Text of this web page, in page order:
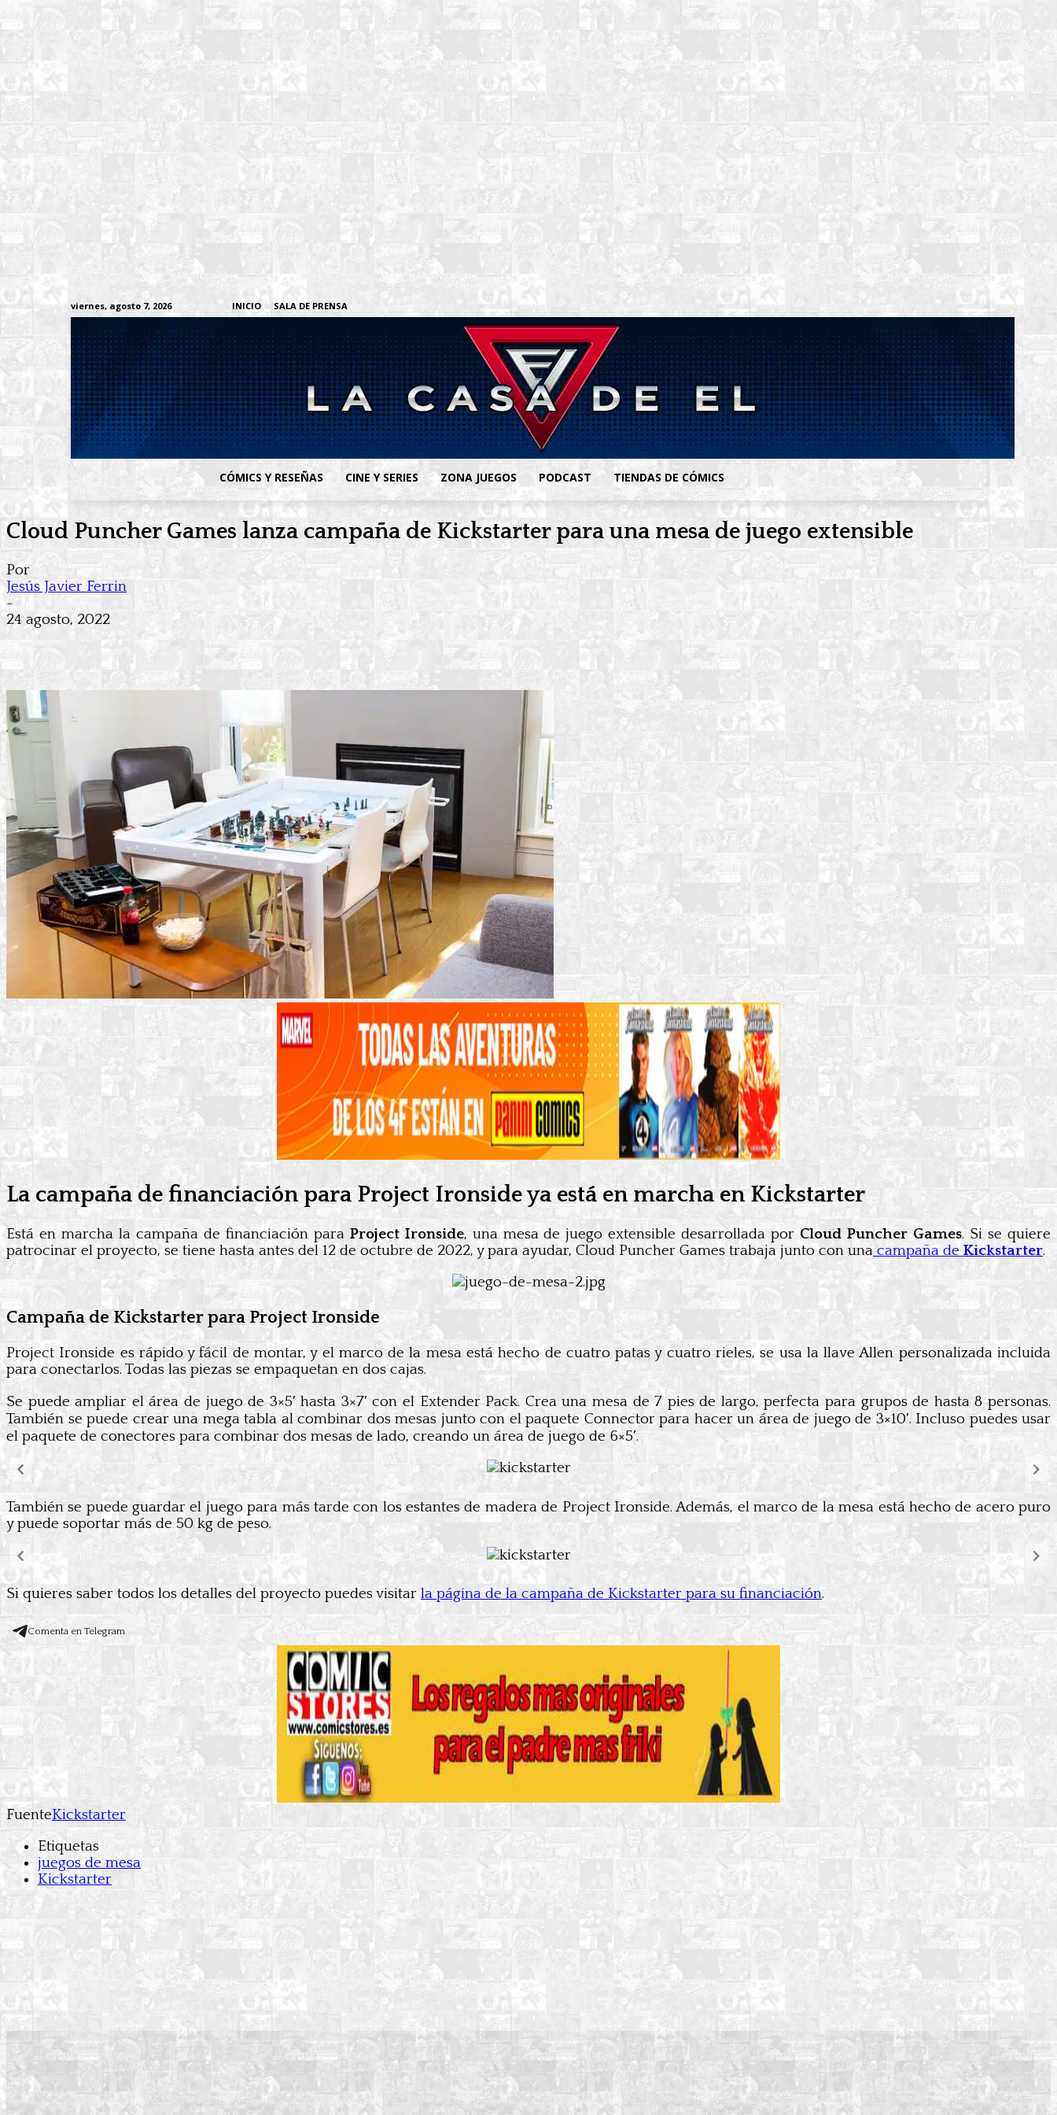
viernes, agosto 7, 2026 INICIO SALA DE PRENSA
CÓMICS Y RESEÑAS CINE Y SERIES ZONA JUEGOS PODCAST TIENDAS DE CÓMICS
Cloud Puncher Games lanza campaña de Kickstarter para una mesa de juego extensible
Por
Jesús Javier Ferrin
-
24 agosto, 2022
La campaña de financiación para Project Ironside ya está en marcha en Kickstarter
Está en marcha la campaña de financiación para Project Ironside, una mesa de juego extensible desarrollada por Cloud Puncher Games. Si se quiere
patrocinar el proyecto, se tiene hasta antes del 12 de octubre de 2022, y para ayudar, Cloud Puncher Games trabaja junto con una campaña de Kickstarter.
Campaña de Kickstarter para Project Ironside
Project Ironside es rápido y fácil de montar, y el marco de la mesa está hecho de cuatro patas y cuatro rieles, se usa la llave Allen personalizada incluida
para conectarlos. Todas las piezas se empaquetan en dos cajas.
Se puede ampliar el área de juego de 3×5′ hasta 3×7′ con el Extender Pack. Crea una mesa de 7 pies de largo, perfecta para grupos de hasta 8 personas.
También se puede crear una mega tabla al combinar dos mesas junto con el paquete Connector para hacer un área de juego de 3×10′. Incluso puedes usar
el paquete de conectores para combinar dos mesas de lado, creando un área de juego de 6×5′.
También se puede guardar el juego para más tarde con los estantes de madera de Project Ironside. Además, el marco de la mesa está hecho de acero puro
y puede soportar más de 50 kg de peso.
Si quieres saber todos los detalles del proyecto puedes visitar la página de la campaña de Kickstarter para su financiación.
Comenta en Telegram
FuenteKickstarter
Etiquetas
juegos de mesa
Kickstarter